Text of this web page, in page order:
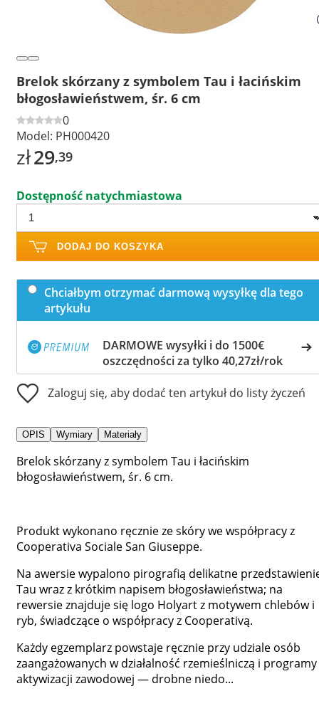
Brelok skórzany z symbolem Tau i łacińskim
błogosławieństwem, śr. 6 cm
0
Model: PH000420
zł29,39
Dostępność natychmiastowa
DODAJ DO KOSZYKA
Chciałbym otrzymać darmową wysyłkę dla tego
artykułu
DARMOWE wysyłki i do 1500€
oszczędności za tylko 40,27zł/rok
Zaloguj się, aby dodać ten artykuł do listy życzeń
OPIS Wymiary Materiały
Brelok skórzany z symbolem Tau i łacińskim
błogosławieństwem, śr. 6 cm.
Produkt wykonano ręcznie ze skóry we współpracy z
Cooperativa Sociale San Giuseppe.
Na awersie wypalono pirografią delikatne
Tau wraz z krótkim napisem błogosławieństwa; na
rewersie znajduje się logo Holyart z motywem chlebów i
ryb, świadczące o współpracy z Cooperativą.
Każdy egzemplarz powstaje ręcznie przy udziale osób
zaangażowanych w działalność rzemieślniczą i programy
aktywizacji zawodowej — drobne niedo...